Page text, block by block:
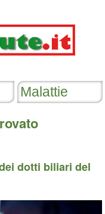
dotti biliari del